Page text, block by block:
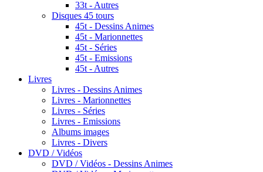
33t - Autres
Disques 45 tours
45t - Dessins Animes
45t - Marionnettes
45t - Séries
45t - Emissions
45t - Autres
Livres
Livres - Dessins Animes
Livres - Marionnettes
Livres - Séries
Livres - Emissions
Albums images
Livres - Divers
DVD / Vidéos
DVD / Vidéos - Dessins Animes